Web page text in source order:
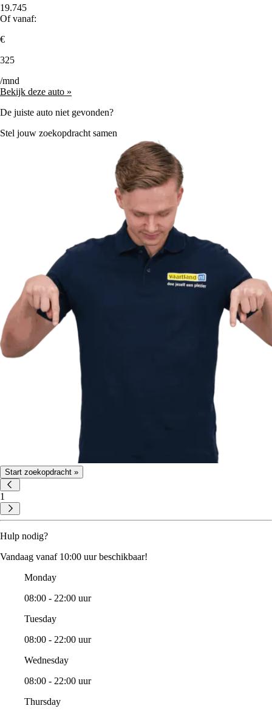
19.745
Of vanaf:
€
325
/mnd
Bekijk deze auto »
De juiste auto niet gevonden?
Stel jouw zoekopdracht samen
Start zoekopdracht »
1
Hulp nodig?
Vandaag vanaf 10:00 uur beschikbaar!
Monday
08:00 - 22:00 uur
Tuesday
08:00 - 22:00 uur
Wednesday
08:00 - 22:00 uur
Thursday